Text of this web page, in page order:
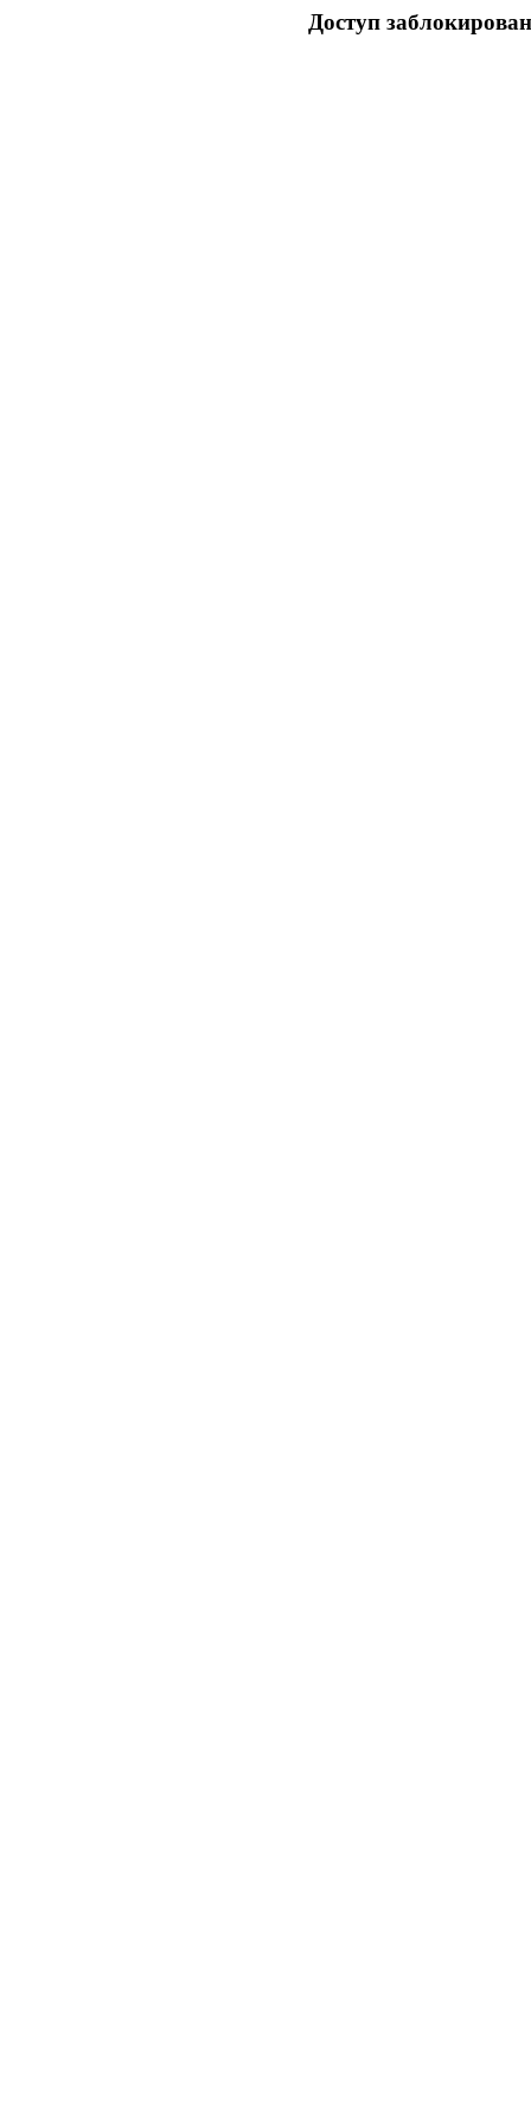
Доступ